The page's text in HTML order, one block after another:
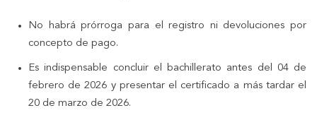
No habrá prórroga para el registro ni devoluciones por
concepto de pago.
Es indispensable concluir el bachillerato antes del 04 de
febrero de 2026 y presentar el certificado a más tardar el
20 de marzo de 2026.